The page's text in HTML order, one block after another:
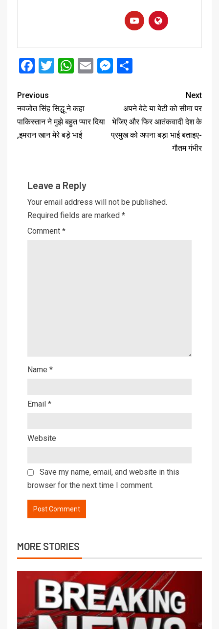
Facebook
Twitter
WhatsApp
EmailMessenger
Previous
नवजोत सिंह सिद्धू ने कहा
पाकिस्तान ने मुझे बहुत प्यार दिया
,इमरान खान मेरे बड़े भाई
Next
अपने बेटे या बेटी को सीमा पर
भेजिए और फिर आतंकवादी देश के
प्रमुख को अपना बड़ा भाई बताइए-
गौतम गंभीर
Leave a Reply
Your email address will not be published.
Required fields are marked *
Comment *
Name *
Email *
Website
Save my name, email, and website in this
browser for the next time I comment.
MORE STORIES